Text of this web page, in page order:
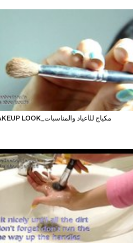
HOLIDAY MAKEUP LOOK_مكياج للأعياد والمناسبات